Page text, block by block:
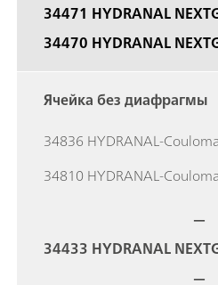
34471 HYDRANAL
34470 HYDRANAL
Ячейка без диафрагмы
34836 HYDRANAL-
34810 HYDRANAL-
—
34433 HYDRANAL
—